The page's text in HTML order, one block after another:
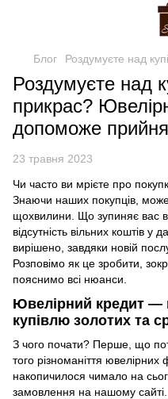
Блог Роздумуєте над
Роздумуєте над
прикрас?
допоможе
23 травня 2023
Чи часто ви мрієте про
Знаючи наших покупців,
щохвилини. Що зупиняє вас
відсутність вільних коштів
вирішено, завдяки новій
Розповімо як це зробити,
пояснимо всі нюанси.
Ювелірний кредит —
купівлю золотих та
З чого почати? Перше, що
того різноманіття
накопичилося чимало на
замовлення на нашому